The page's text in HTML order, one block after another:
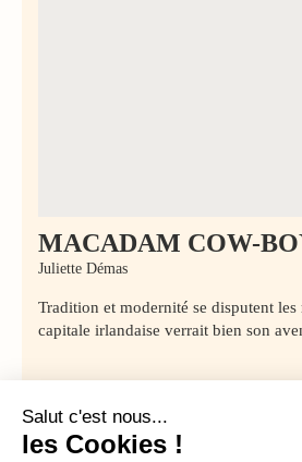
MACADAM COW-
Juliette Démas
Tradition et modernité se disputent
capitale irlandaise verrait bien son